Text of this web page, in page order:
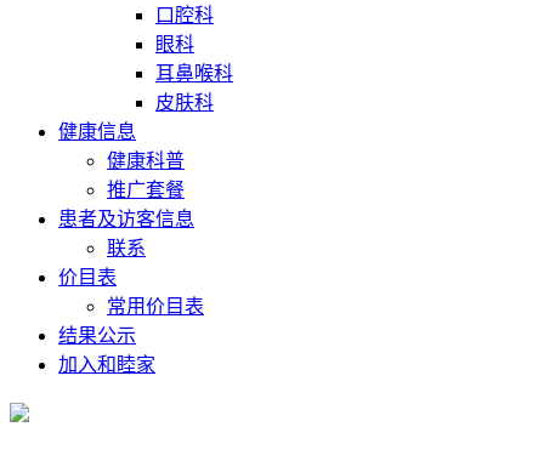
口腔科
眼科
耳鼻喉科
皮肤科
健康信息
健康科普
推广套餐
患者及访客信息
联系
价目表
常用价目表
结果公示
加入和睦家